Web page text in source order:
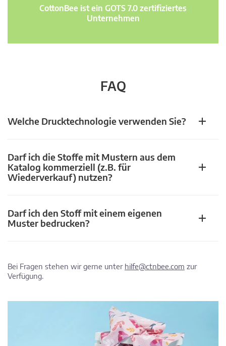
CottonBee ist ein GOTS 7.0 zertifiziertes
Unternehmen
FAQ
Welche Drucktechnologie verwenden Sie?
Darf ich die Stoffe mit Mustern aus dem
Katalog kommerziell (z.B. für
Wiederverkauf) nutzen?
Darf ich den Stoff mit einem eigenen
Muster bedrucken?
Bei Fragen stehen wir gerne unter hilfe@ctnbee.com zur
Verfügung.